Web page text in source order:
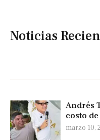
Noticias
Andrés
costo
marzo 10,